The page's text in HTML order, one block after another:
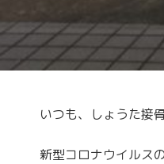
いつも、しょうた接
新型コロナウイルス